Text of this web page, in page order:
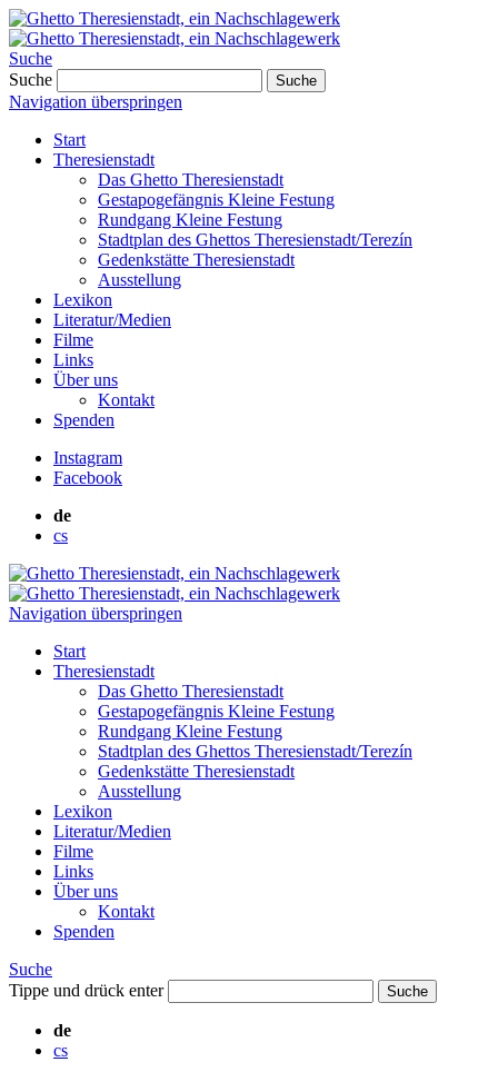
Suche
Suche
Suche
Navigation überspringen
Start
Theresienstadt
Das Ghetto Theresienstadt
Gestapogefängnis Kleine Festung
Rundgang Kleine Festung
Stadtplan des Ghettos Theresienstadt/Terezín
Gedenkstätte Theresienstadt
Ausstellung
Lexikon
Literatur/Medien
Filme
Links
Über uns
Kontakt
Spenden
Instagram
Facebook
de
cs
Navigation überspringen
Start
Theresienstadt
Das Ghetto Theresienstadt
Gestapogefängnis Kleine Festung
Rundgang Kleine Festung
Stadtplan des Ghettos Theresienstadt/Terezín
Gedenkstätte Theresienstadt
Ausstellung
Lexikon
Literatur/Medien
Filme
Links
Über uns
Kontakt
Spenden
Suche
Tippe und drück enter
Suche
de
cs